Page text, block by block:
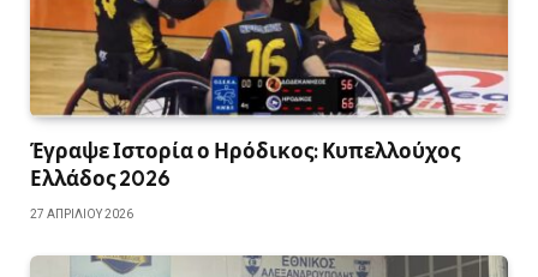
Έγραψε Ιστορία ο Ηρόδικος: Κυπελλούχος
Ελλάδος 2026
27 ΑΠΡΙΛΊΟΥ 2026